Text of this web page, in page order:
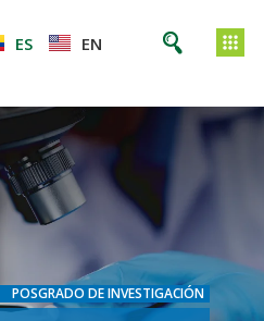
ES EN
POSGRADO DE INVESTIGACIÓN